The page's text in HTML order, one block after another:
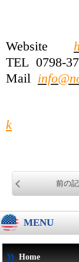
Website
TEL 0798-
Mail
k
前の
MENU
Home